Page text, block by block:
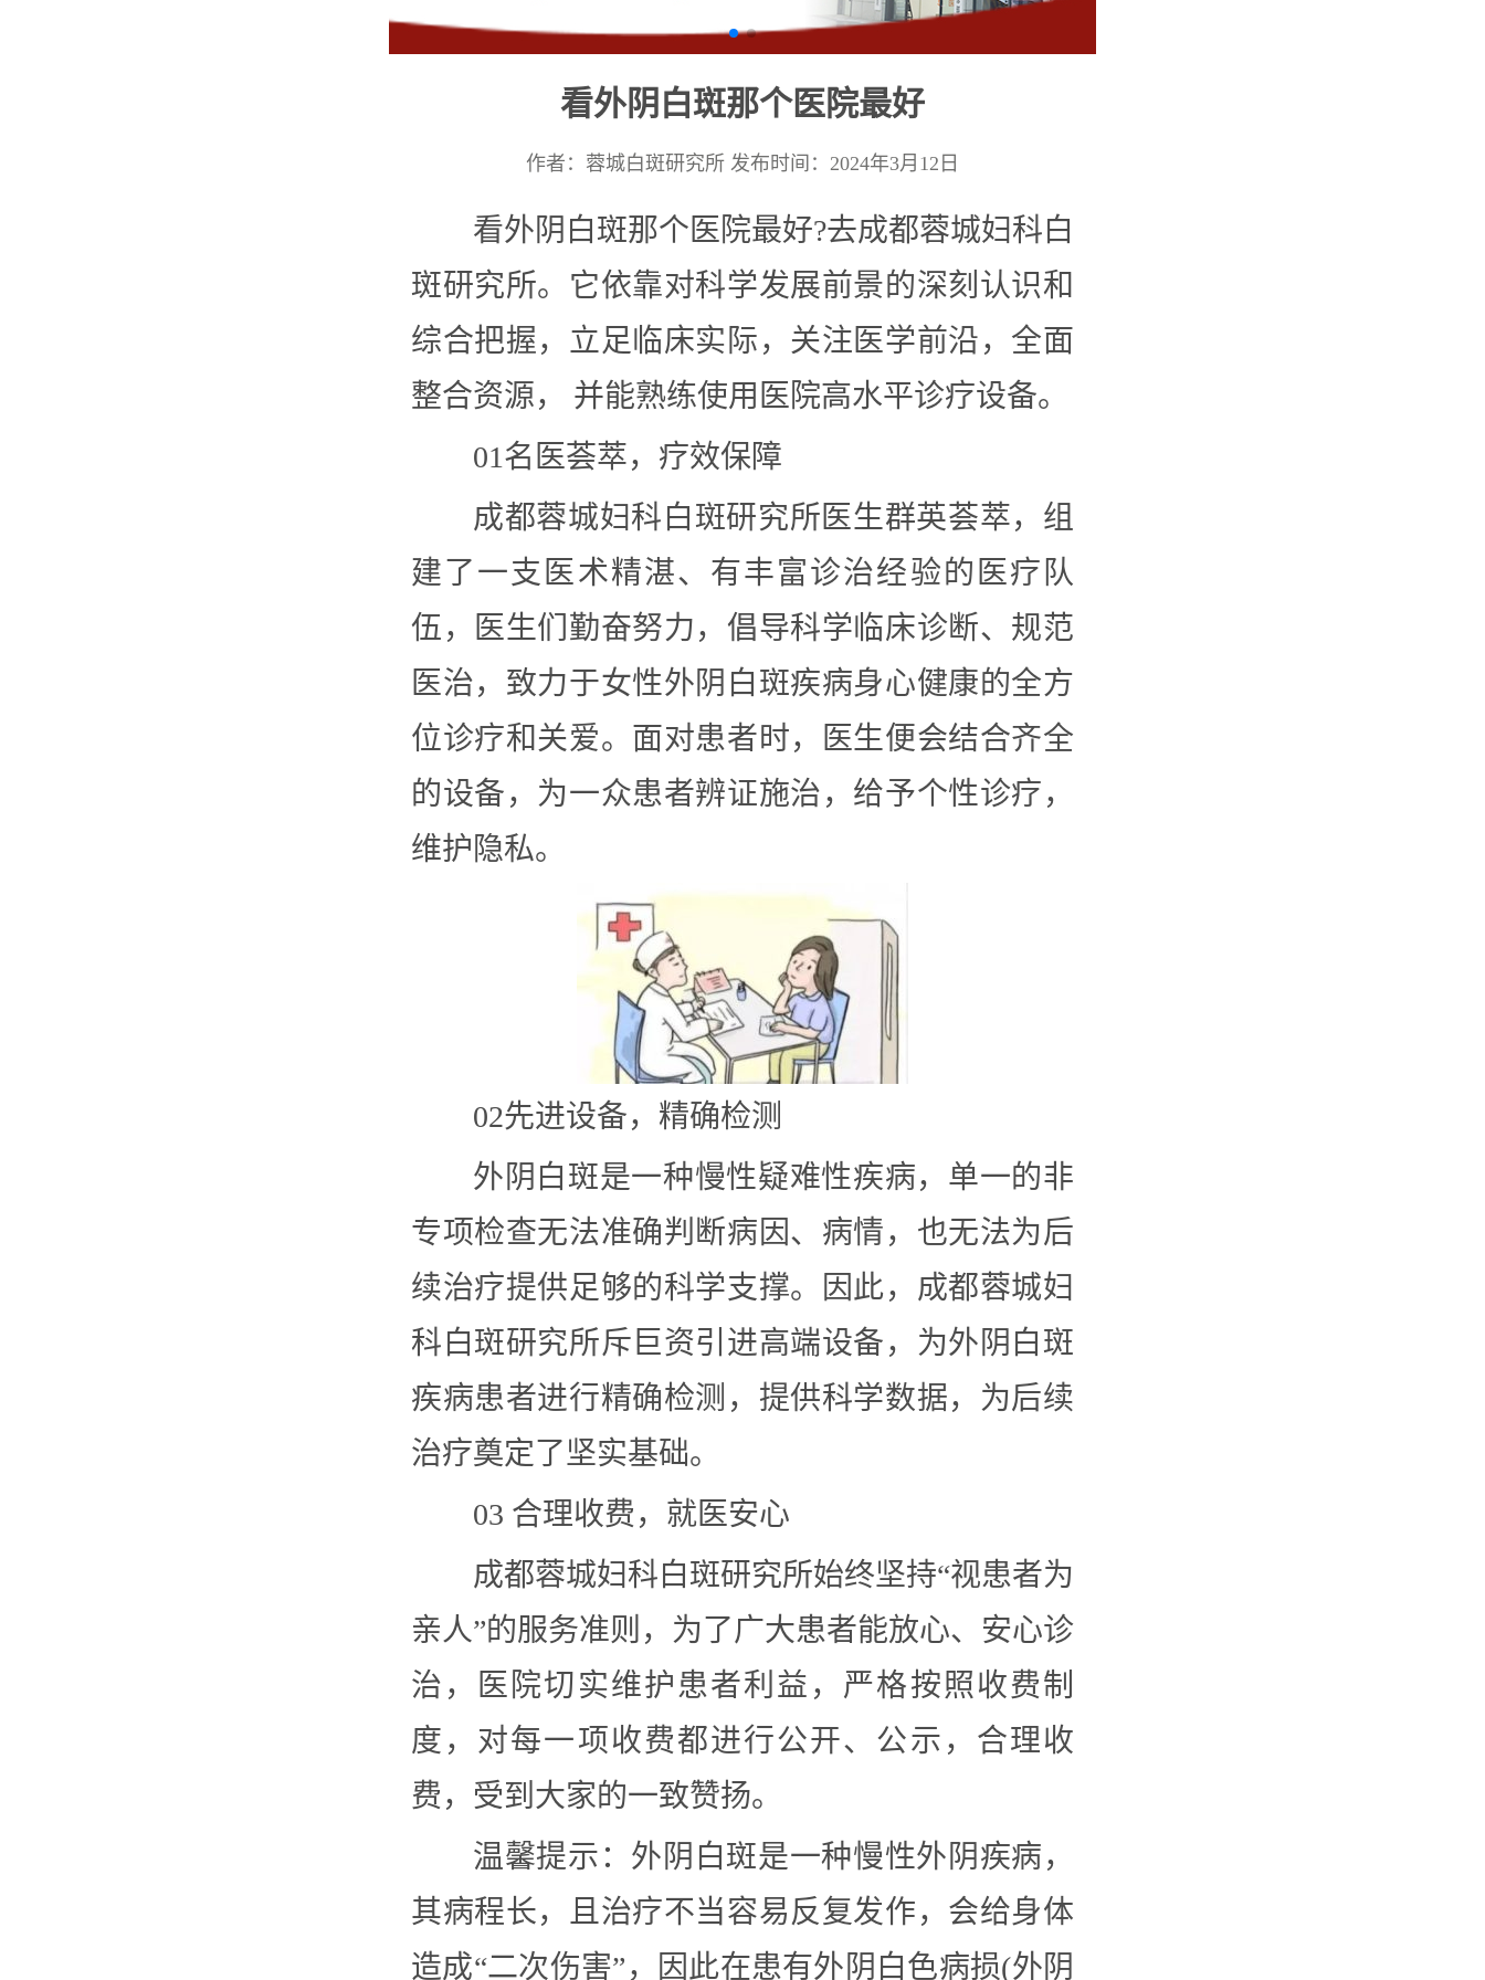
看外阴白斑那个医院最好
作者：蓉城白斑研究所 发布时间：2024年3月12日
看外阴白斑那个医院最好?去成都蓉城妇科白
斑研究所。它依靠对科学发展前景的深刻认识和
综合把握，立足临床实际，关注医学前沿，全面
整合资源， 并能熟练使用医院高水平诊疗设备。
01名医荟萃，疗效保障
成都蓉城妇科白斑研究所医生群英荟萃，组
建了一支医术精湛、有丰富诊治经验的医疗队
伍，医生们勤奋努力，倡导科学临床诊断、规范
医治，致力于女性外阴白斑疾病身心健康的全方
位诊疗和关爱。面对患者时，医生便会结合齐全
的设备，为一众患者辨证施治，给予个性诊疗，
维护隐私。
02先进设备，精确检测
外阴白斑是一种慢性疑难性疾病，单一的非
专项检查无法准确判断病因、病情，也无法为后
续治疗提供足够的科学支撑。因此，成都蓉城妇
科白斑研究所斥巨资引进高端设备，为外阴白斑
疾病患者进行精确检测，提供科学数据，为后续
治疗奠定了坚实基础。
03 合理收费，就医安心
成都蓉城妇科白斑研究所始终坚持“视患者为
亲人”的服务准则，为了广大患者能放心、安心诊
治，医院切实维护患者利益，严格按照收费制
度，对每一项收费都进行公开、公示，合理收
费，受到大家的一致赞扬。
温馨提示：外阴白斑是一种慢性外阴疾病，
其病程长，且治疗不当容易反复发作，会给身体
造成“二次伤害”，因此在患有外阴白色病损(外阴